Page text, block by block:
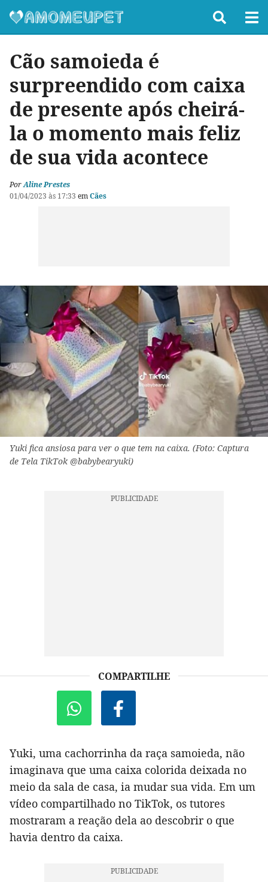
Cão samoieda é
surpreendido com caixa
de presente após cheirá-
la o momento mais feliz
de sua vida acontece
PorAline Prestes
01/04/2023 às 17:33 emCães
Yuki fica ansiosa para ver o que tem na caixa. (Foto: Captura
de Tela TikTok @babybearyuki)
COMPARTILHE
Yuki, uma cachorrinha da raça samoieda, não
imaginava que uma caixa colorida deixada no
meio da sala de casa, ia mudar sua vida. Em um
vídeo compartilhado no TikTok, os tutores
mostraram a reação dela ao descobrir o que
havia dentro da caixa.